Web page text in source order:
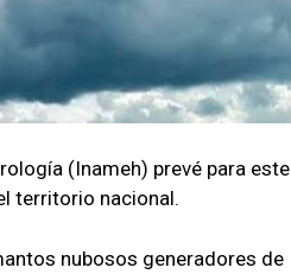
(Inameh) prevé para este
territorio nacional.
nubosos generadores de